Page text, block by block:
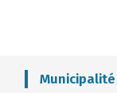
Municipalité